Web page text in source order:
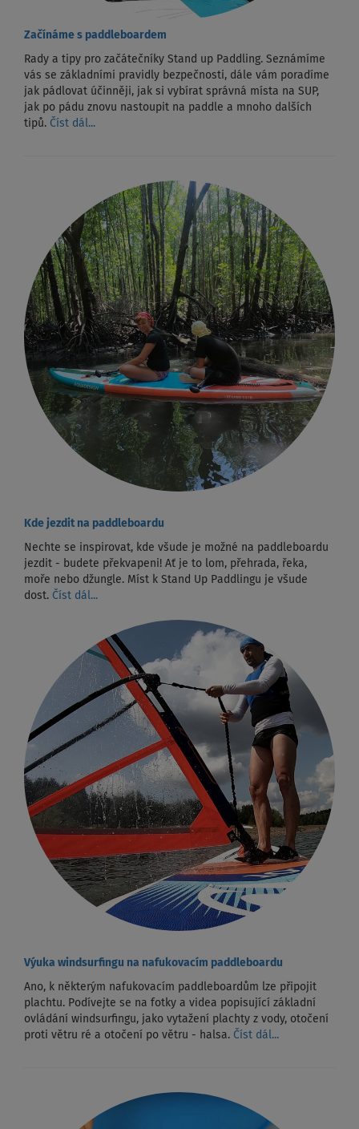
Začínáme s paddleboardem
Rady a tipy pro začátečníky Stand up Paddling. Seznámíme
vás se základními pravidly bezpečnosti, dále vám poradíme
jak pádlovat účinněji, jak si vybírat správná místa na SUP,
jak po pádu znovu nastoupit na paddle a mnoho dalších
tipů. Číst dál...
Kde jezdit na paddleboardu
Nechte se inspirovat, kde všude je možné na paddleboardu
jezdit - budete překvapeni! Ať je to lom, přehrada, řeka,
moře nebo džungle. Míst k Stand Up Paddlingu je všude
dost. Číst dál...
Výuka windsurfingu na nafukovacím paddleboardu
Ano, k některým nafukovacím paddleboardům lze připojit
plachtu. Podívejte se na fotky a videa popisující základní
ovládání windsurfingu, jako vytažení plachty z vody, otočení
proti větru ré a otočení po větru - halsa. Číst dál...